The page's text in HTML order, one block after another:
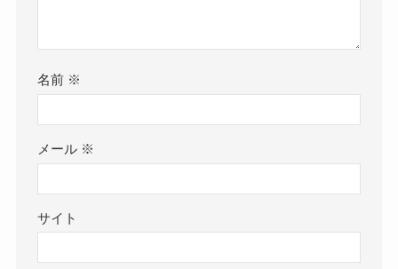
名前 ※
メール ※
サイト